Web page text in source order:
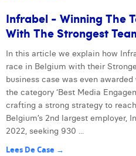
Infrabel - Winning The
With The Strongest
In this article we explain how
race in Belgium with their
business case was even
the category ‘Best Media
crafting a strong strategy to
Belgium’s 2nd largest employer,
2022, seeking 930 ...
Lees De Case →